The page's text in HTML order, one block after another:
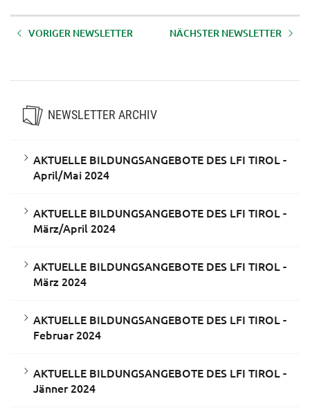
VORIGER NEWSLETTER NÄCHSTER NEWSLETTER
NEWSLETTER ARCHIV
AKTUELLE BILDUNGSANGEBOTE DES LFI TIROL -
April/Mai 2024
AKTUELLE BILDUNGSANGEBOTE DES LFI TIROL -
März/April 2024
AKTUELLE BILDUNGSANGEBOTE DES LFI TIROL -
März 2024
AKTUELLE BILDUNGSANGEBOTE DES LFI TIROL -
Februar 2024
AKTUELLE BILDUNGSANGEBOTE DES LFI TIROL -
Jänner 2024